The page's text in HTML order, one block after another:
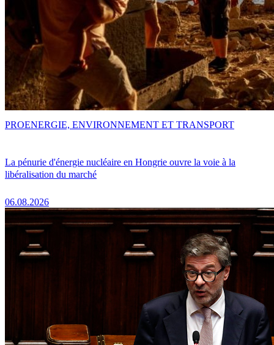
La pénurie d'énergie nucléaire en Hongrie ouvre la voie à la
libéralisation du marché
06.08.2026
PROENERGIE, ENVIRONNEMENT ET TRANSPORT